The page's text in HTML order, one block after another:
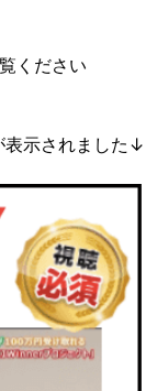
ださい
表示されました↓